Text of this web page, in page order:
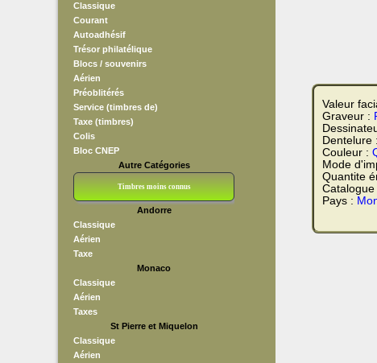
Classique
Courant
Autoadhésif
Trésor philatélique
Blocs / souvenirs
Aérien
Préoblitérés
Service (timbres de)
Taxe (timbres)
Colis
Bloc CNEP
Autre Catégories
Timbres moins connus
Andorre
Classique
Aérien
Taxe
Monaco
Classique
Aérien
Taxes
St Pierre et Miquelon
Classique
Aérien
Valeur
Graveur :
Dentelure :
Couleur :
Mode
Quantite
Pays :